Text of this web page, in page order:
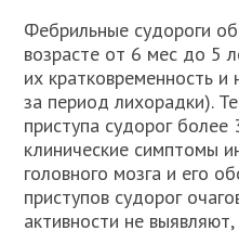
Фебрильные судороги
возрасте от 6 мес до 5
их кратковременность и
за период лихорадки).
приступа судорог более
клинические симптомы
головного мозга и его
приступов судорог
активности не